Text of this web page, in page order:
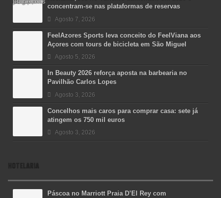
concentram-se nas plataformas de reservas
Agosto 7, 2026
FeelAzores Sports leva conceito do FeelViana aos
Açores com tours de bicicleta em São Miguel
Agosto 5, 2026
In Beauty 2026 reforça aposta na barbearia no
Pavilhão Carlos Lopes
Agosto 3, 2026
Concelhos mais caros para comprar casa: sete já
atingem os 750 mil euros
Agosto 3, 2026
HOTELARIA
Páscoa no Marriott Praia D’El Rey com